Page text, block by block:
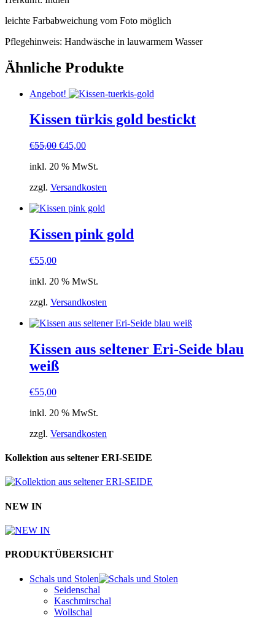
leichte Farbabweichung vom Foto möglich
Pflegehinweis: Handwäsche in lauwarmem Wasser
Ähnliche Produkte
Angebot!
Kissen türkis gold bestickt
€55,00 Ursprünglicher
war:
€45,00Aktueller
ist:
inkl. 20 % MwSt.
zzgl. Versandkosten
Kissen pink gold
€55,00
inkl. 20 % MwSt.
zzgl. Versandkosten
Kissen aus seltener Eri-Seide blau
weiß
€55,00
inkl. 20 % MwSt.
zzgl. Versandkosten
Kollektion aus seltener ERI-SEIDE
NEW IN
PRODUKTÜBERSICHT
Schals und Stolen
Seidenschal
Kaschmirschal
Wollschal